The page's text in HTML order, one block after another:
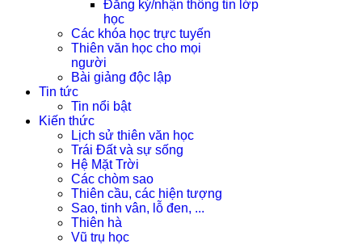
Đăng ký/nhận thông tin lớp
học
Các khóa học trực tuyến
Thiên văn học cho mọi
người
Bài giảng độc lập
Tin tức
Tin nổi bật
Kiến thức
Lịch sử thiên văn học
Trái Đất và sự sống
Hệ Mặt Trời
Các chòm sao
Thiên cầu, các hiện tượng
Sao, tinh vân, lỗ đen, ...
Thiên hà
Vũ trụ học